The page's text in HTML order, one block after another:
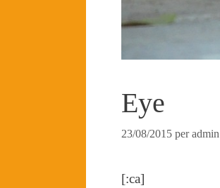
Eye
23/08/2015 peradmin
[:ca]